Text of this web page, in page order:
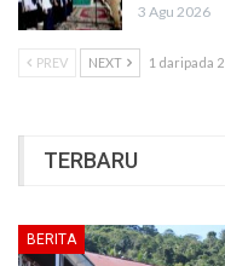
3 Agu 2026
PREV NEXT 1 daripada 2
TERBARU
BERITA